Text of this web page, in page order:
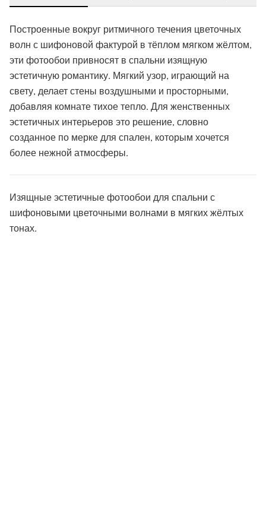
Построенные вокруг ритмичного течения цветочных
волн с шифоновой фактурой в тёплом мягком жёлтом,
эти фотообои привносят в спальни изящную
эстетичную романтику. Мягкий узор, играющий на
свету, делает стены воздушными и просторными,
добавляя комнате тихое тепло. Для женственных
эстетичных интерьеров это решение, словно
созданное по мерке для спален, которым хочется
более нежной атмосферы.
Изящные эстетичные фотообои для спальни с
шифоновыми цветочными волнами в мягких жёлтых
тонах.